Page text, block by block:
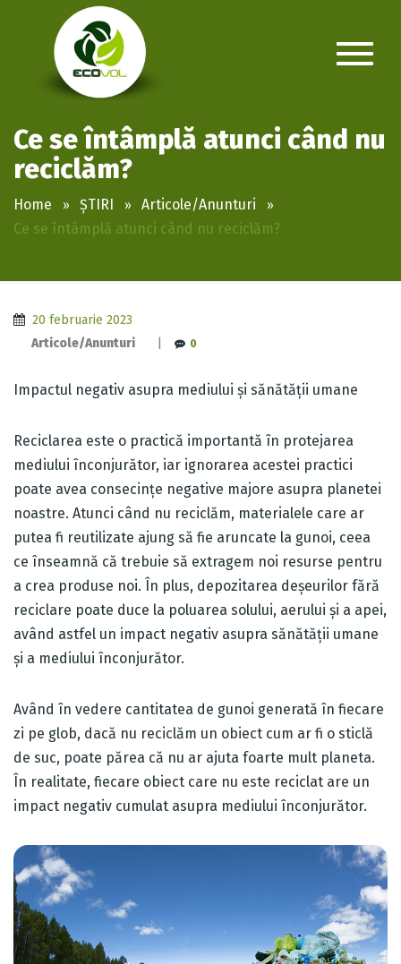
Ce se întâmplă atunci când nu
reciclăm?
Home ȘTIRI
Articole/Anunturi
Ce se întâmplă atunci când nu reciclăm?
20 februarie 2023
Articole/Anunturi
0
Impactul negativ asupra mediului și sănătății umane
Reciclarea este o practică importantă în protejarea
mediului înconjurător, iar ignorarea acestei practici
poate avea consecințe negative majore asupra planetei
noastre. Atunci când nu reciclăm, materialele care ar
putea fi reutilizate ajung să fie aruncate la gunoi, ceea
ce înseamnă că trebuie să extragem noi resurse pentru
a crea produse noi. În plus, depozitarea deșeurilor fără
reciclare poate duce la poluarea solului, aerului și a apei,
având astfel un impact negativ asupra sănătății umane
și a mediului înconjurător.
Având în vedere cantitatea de gunoi generată în fiecare
zi pe glob, dacă nu reciclăm un obiect cum ar fi o sticlă
de suc, poate părea că nu ar ajuta foarte mult planeta.
În realitate, fiecare obiect care nu este reciclat are un
impact negativ cumulat asupra mediului înconjurător.